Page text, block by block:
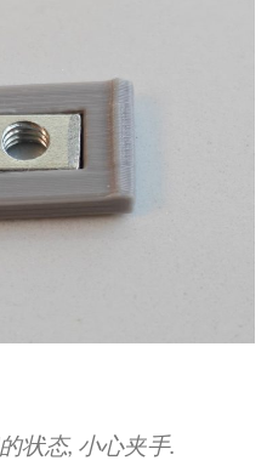
状态, 小心夹手.